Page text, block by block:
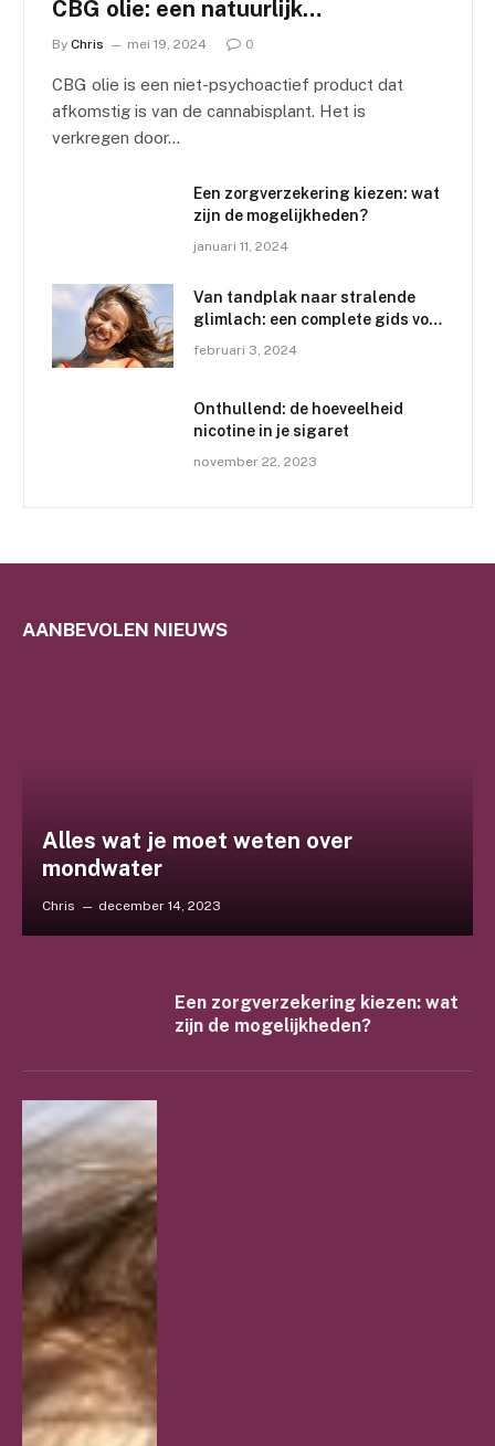
CBG olie: een natuurlijk
wondermiddel
By Chris mei 19, 2024 0
CBG olie is een niet-psychoactief product dat
afkomstig is van de cannabisplant. Het is
verkregen door…
Een zorgverzekering kiezen: wat
zijn de mogelijkheden?
januari 11, 2024
Van tandplak naar stralende
glimlach: een complete gids voor
februari 3, 2024
Onthullend: de hoeveelheid
nicotine in je sigaret
november 22, 2023
AANBEVOLEN NIEUWS
Alles wat je moet weten over
mondwater
Chris december 14, 2023
Een zorgverzekering kiezen: wat
zijn de mogelijkheden?